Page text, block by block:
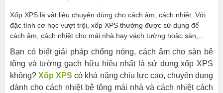
Xốp XPS là vật liệu chuyên dùng cho cách âm, cách nhiệt. Với
đặc tính cơ học vượt trội, xốp XPS thường được sử dụng để
cách âm, cách nhiệt cho mái nhà hay vách tường hoặc sàn,...
Bạn có biết giải pháp chống nóng, cách âm cho sàn bê
tông và tường gạch hữu hiệu nhất là sử dụng xốp XPS
không?Xốp XPS có khả năng chịu lực cao, chuyên dụng
dành cho cách nhiệt bê tông mái nhà và cách nhiệt cách